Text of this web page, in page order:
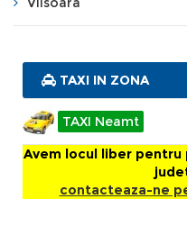
TAXI IN ZONA
TAXI Neamt
Avem locul liber
contacteaza-ne